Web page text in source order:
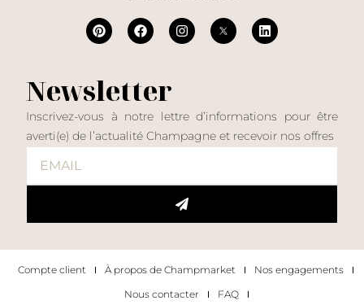
Newsletter
Inscrivez-vous à notre lettre d’informations pour être
averti(e) de l’actualité Champagne et recevoir nos offres
Compte client À propos de Champmarket
Nos engagements
Nous contacter
FAQ